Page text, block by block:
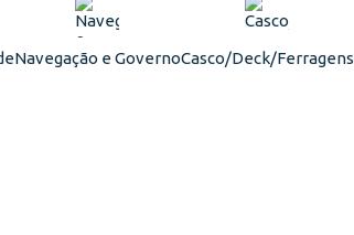
Navegação e GovernoCasco/Deck/Ferragens